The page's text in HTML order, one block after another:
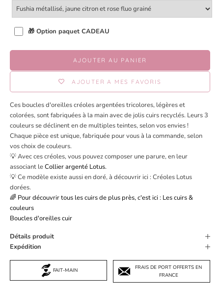
🎁 Option paquet CADEAU
AJOUTER AU PANIER
AJOUTER A MES FAVORIS
Ces boucles d'oreilles créoles argentées tricolores, légères et
colorées, sont fabriquées à la main avec de jolis cuirs recyclés. Leurs 3
couleurs se déclinent en de multiples teintes, selon vos envies !
Chaque pièce est unique, fabriquée pour vous à la commande, selon
vos choix de couleurs.
💡 Avec ces créoles, vous pouvez composer une parure, en leur
associant leCollier argenté Lotus.
💡 Ce modèle existe aussi en doré, à découvrir ici : Créoles Lotus
dorées.
🌈 Pour découvrir tous les cuirs de plus près, c'est ici : Les cuirs &
couleurs
Boucles d'oreilles cuir
Détails produit
Expédition
FAIT-MAIN
FRAIS DE PORT OFFERTS EN
FRANCE